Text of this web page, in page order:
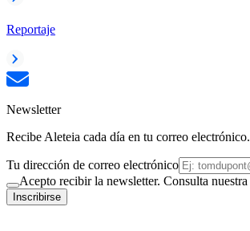
Reportaje
Newsletter
Recibe Aleteia cada día en tu correo electrónico.
Tu dirección de correo electrónico
Acepto recibir la newsletter. Consulta nuestra
Inscribirse